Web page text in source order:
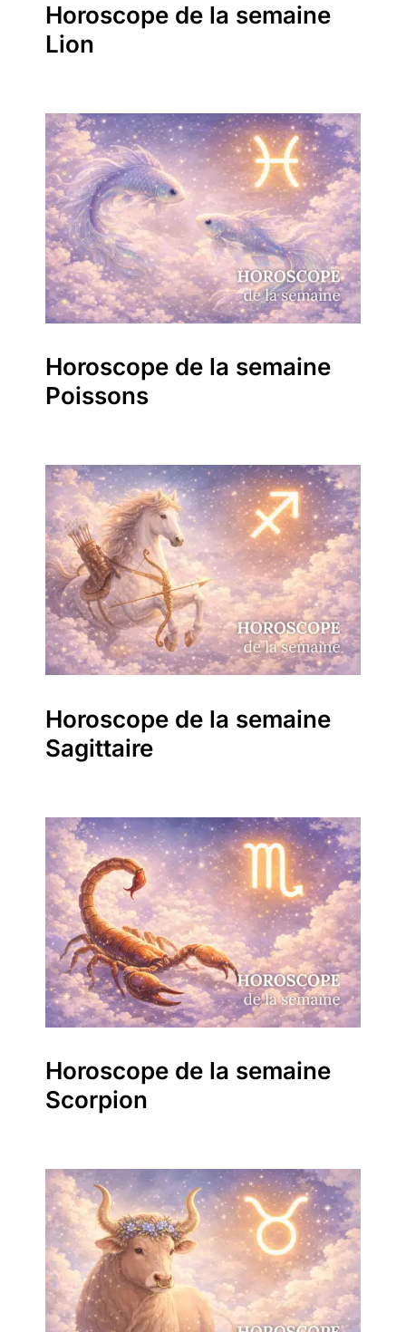
Horoscope de la semaine
Lion
Horoscope de la semaine
Poissons
Horoscope de la semaine
Sagittaire
Horoscope de la semaine
Scorpion